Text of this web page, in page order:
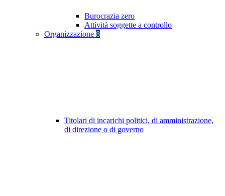
Burocrazia zero
Attività soggette a controllo
Organizzazione 8
Titolari di incarichi politici, di amministrazione,
di direzione o di governo